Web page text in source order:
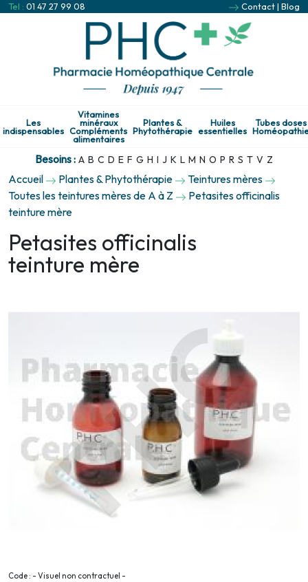
Tel : 01 47 27 99 08 Contact| Blog
Les
indispensables
Vitamines
minéraux
Compléments
alimentaires
Plantes &
Phytothérapie
Huiles
essentielles
Tubes doses
Besoins : A B C D E F G H I J K L M N O P R S T V Z
Accueil Plantes & Phytothérapie
Teintures mères
Toutes les teintures mères de A à Z
Petasites officinalis
teinture mère
Petasites officinalis
teinture mère
Code : - Visuel non contractuel -